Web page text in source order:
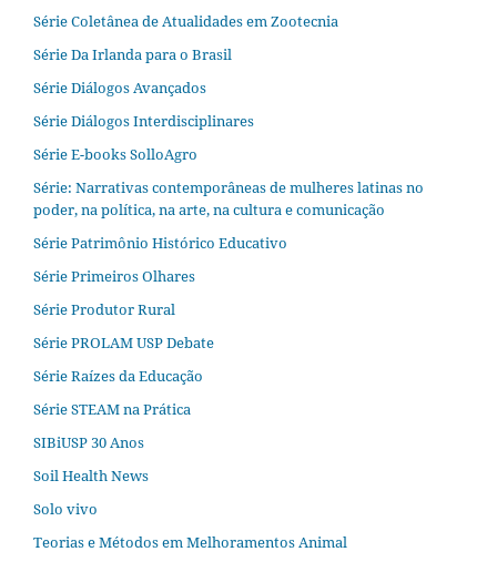
Série Coletânea de Atualidades em Zootecnia
Série Da Irlanda para o Brasil
Série Diálogos Avançados
Série Diálogos Interdisciplinares
Série E-books SolloAgro
Série: Narrativas contemporâneas de mulheres latinas no
poder, na política, na arte, na cultura e comunicação
Série Patrimônio Histórico Educativo
Série Primeiros Olhares
Série Produtor Rural
Série PROLAM USP Debate
Série Raízes da Educação
Série STEAM na Prática
SIBiUSP 30 Anos
Soil Health News
Solo vivo
Teorias e Métodos em Melhoramentos Animal